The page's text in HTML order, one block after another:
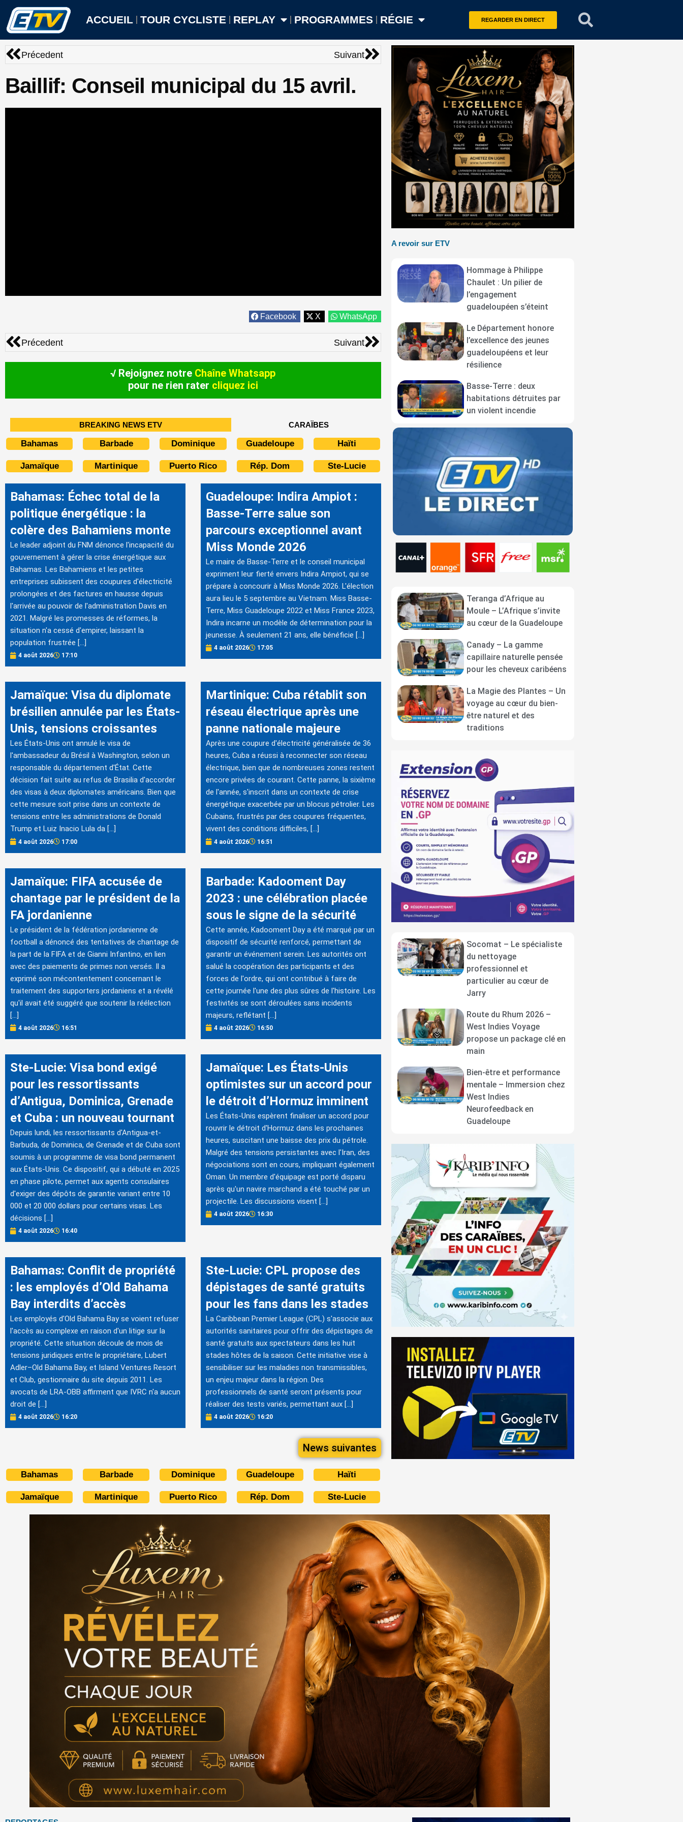
Aller
contenu
ACCUEIL TOUR CYCLISTE REPLAY PROGRAMMES RÉGIE REGARDER EN DIRECT
Précédent
Précedent SuivantSuivant
Baillif: Conseil municipal du 15 avril.
Facebook X WhatsApp
Précédent
Précedent SuivantSuivant
√ Rejoignez notre Chaîne Whatsapp
pour ne rien rater cliquez ici
BREAKING NEWS ETV CARAÏBES
Bahamas Barbade Dominique Guadeloupe Haïti
Jamaïque Martinique Puerto Rico Rép. Dom Ste-Lucie
Bahamas: Échec total de la
politique énergétique : la
colère des Bahamiens monte
Le leader adjoint du FNM dénonce l'incapacité du
gouvernement à gérer la crise énergétique aux
Bahamas. Les Bahamiens et les petites
entreprises subissent des coupures d'électricité
prolongées et des factures en hausse depuis
l'arrivée au pouvoir de l'administration Davis en
2021. Malgré les promesses de réformes, la
situation n'a cessé d'empirer, laissant la
population frustrée […]
4 août 2026 17:10
Guadeloupe: Indira Ampiot :
Basse-Terre salue son
parcours exceptionnel avant
Miss Monde 2026
Le maire de Basse-Terre et le conseil municipal
expriment leur fierté envers Indira Ampiot, qui se
prépare à concourir à Miss Monde 2026. L'élection
aura lieu le 5 septembre au Vietnam. Miss Basse-
Terre, Miss Guadeloupe 2022 et Miss France 2023,
Indira incarne un modèle de détermination pour la
jeunesse. À seulement 21 ans, elle bénéficie […]
4 août 2026 17:05
Jamaïque: Visa du diplomate
brésilien annulée par les États-
Unis, tensions croissantes
Les États-Unis ont annulé le visa de
l'ambassadeur du Brésil à Washington, selon un
responsable du département d'État. Cette
décision fait suite au refus de Brasilia d'accorder
des visas à deux diplomates américains. Bien que
cette mesure soit prise dans un contexte de
tensions entre les administrations de Donald
Trump et Luiz Inacio Lula da […]
4 août 2026 17:00
Martinique: Cuba rétablit son
réseau électrique après une
panne nationale majeure
Après une coupure d'électricité généralisée de 36
heures, Cuba a réussi à reconnecter son réseau
électrique, bien que de nombreuses zones restent
encore privées de courant. Cette panne, la sixième
de l'année, s'inscrit dans un contexte de crise
énergétique exacerbée par un blocus pétrolier. Les
Cubains, frustrés par des coupures fréquentes,
vivent des conditions difficiles, […]
4 août 2026 16:51
Jamaïque: FIFA accusée de
chantage par le président de la
FA jordanienne
Le président de la fédération jordanienne de
football a dénoncé des tentatives de chantage de
la part de la FIFA et de Gianni Infantino, en lien
avec des paiements de primes non versés. Il a
exprimé son mécontentement concernant le
traitement des supporters jordaniens et a révélé
qu'il avait été suggéré que soutenir la réélection
[…]
4 août 2026 16:51
Barbade: Kadooment Day
2023 : une célébration placée
sous le signe de la sécurité
Cette année, Kadooment Day a été marqué par un
dispositif de sécurité renforcé, permettant de
garantir un événement serein. Les autorités ont
salué la coopération des participants et des
forces de l'ordre, qui ont contribué à faire de
cette journée l'une des plus sûres de l'histoire. Les
festivités se sont déroulées sans incidents
majeurs, reflétant […]
4 août 2026 16:50
Ste-Lucie: Visa bond exigé
pour les ressortissants
d’Antigua, Dominica, Grenade
et Cuba : un nouveau tournant
Depuis lundi, les ressortissants d'Antigua-et-
Barbuda, de Dominica, de Grenade et de Cuba sont
soumis à un programme de visa bond permanent
aux États-Unis. Ce dispositif, qui a débuté en 2025
en phase pilote, permet aux agents consulaires
d'exiger des dépôts de garantie variant entre 10
000 et 20 000 dollars pour certains visas. Les
décisions […]
4 août 2026 16:40
Jamaïque: Les États-Unis
optimistes sur un accord pour
le détroit d’Hormuz imminent
Les États-Unis espèrent finaliser un accord pour
rouvrir le détroit d'Hormuz dans les prochaines
heures, suscitant une baisse des prix du pétrole.
Malgré des tensions persistantes avec l'Iran, des
négociations sont en cours, impliquant également
Oman. Un membre d'équipage est porté disparu
après qu'un navire marchand a été touché par un
projectile. Les discussions visent […]
4 août 2026 16:30
Bahamas: Conflit de propriété
: les employés d’Old Bahama
Bay interdits d’accès
Les employés d'Old Bahama Bay se voient refuser
l'accès au complexe en raison d'un litige sur la
propriété. Cette situation découle de mois de
tensions juridiques entre le propriétaire, Lubert
Adler–Old Bahama Bay, et Island Ventures Resort
et Club, gestionnaire du site depuis 2011. Les
avocats de LRA-OBB affirment que IVRC n'a aucun
droit de […]
4 août 2026 16:20
Ste-Lucie: CPL propose des
dépistages de santé gratuits
pour les fans dans les stades
La Caribbean Premier League (CPL) s'associe aux
autorités sanitaires pour offrir des dépistages de
santé gratuits aux spectateurs dans les huit
stades hôtes de la saison. Cette initiative vise à
sensibiliser sur les maladies non transmissibles,
un enjeu majeur dans la région. Des
professionnels de santé seront présents pour
réaliser des tests variés, permettant aux […]
4 août 2026 16:20
News suivantes
Bahamas Barbade Dominique Guadeloupe Haïti
Jamaïque Martinique Puerto Rico Rép. Dom Ste-Lucie
A revoir sur ETV
Hommage à Philippe
Chaulet : Un pilier de
l’engagement
guadeloupéen s’éteint
Le Département honore
l’excellence des jeunes
guadeloupéens et leur
résilience
Basse-Terre : deux
habitations détruites par
un violent incendie
Teranga d’Afrique au
Moule – L’Afrique s’invite
au cœur de la Guadeloupe
Canady – La gamme
capillaire naturelle pensée
pour les cheveux caribéens
La Magie des Plantes – Un
voyage au cœur du bien-
être naturel et des
traditions
Socomat – Le spécialiste
du nettoyage
professionnel et
particulier au cœur de
Jarry
Route du Rhum 2026 –
West Indies Voyage
propose un package clé en
main
Bien-être et performance
mentale – Immersion chez
West Indies
Neurofeedback en
Guadeloupe